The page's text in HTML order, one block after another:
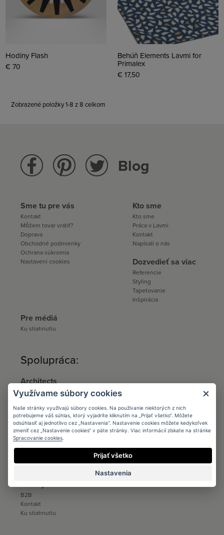
Hodiny Flash
€ 70
Behúň Elements Lavmi for
Primalex
€ 17,50
Zobrazené položky 1-8 z 8 celkom
Blog
Sme tu pre vás
Kontakt
Môžem tovar vrátiť?
Doprava
Obchodné podmienky
Ochrana súkromia
Nastavení cookies
Kto sme
Kto sme
Práca v Lavmi
Kontakt
Napísali o nás
Dozvedieť sa viac
Referencie
Styling
Tapetovanie
Inšpirácia
Pre médiá
Ku stiahnutiu
Spolupráca:
Architects
Podmienky
Katalógy a vzorkovníky
Ku stiahnutiu
Distribúcia
Distribúcia
B2B
Kontakt
Ku stiahnutiu
Využívame súbory cookies
Naše stránky využívajú súbory cookies. Na používanie niektorých z nich
potrebujeme váš súhlas, ktorý vyjadríte kliknutím na „Prijať všetko“. Môžete
odsúhlasiť aj jednotlivo cez „Nastavenia“. Nastavenie cookies môžete kedykoľvek
zmeniť cez „Nastavenie cookies“ v päte stránky. Viac informácií získate na stránke
Spracovanie cookies
Prijať všetko
Nastavenia